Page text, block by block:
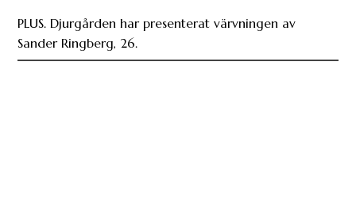
PLUS. Djurgården har presenterat värvningen av
Sander Ringberg, 26.